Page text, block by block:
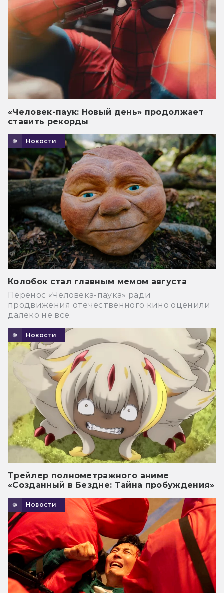
«Человек-паук: Новый день» продолжает
ставить рекорды
Новости
Колобок стал главным мемом августа
Перенос «Человека-паука» ради
продвижения отечественного кино оценили
далеко не все.
Новости
Трейлер полнометражного аниме
«Созданный в Бездне: Тайна пробуждения»
Новости